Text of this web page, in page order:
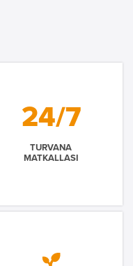
24/7
TURVANA
MATKALLASI